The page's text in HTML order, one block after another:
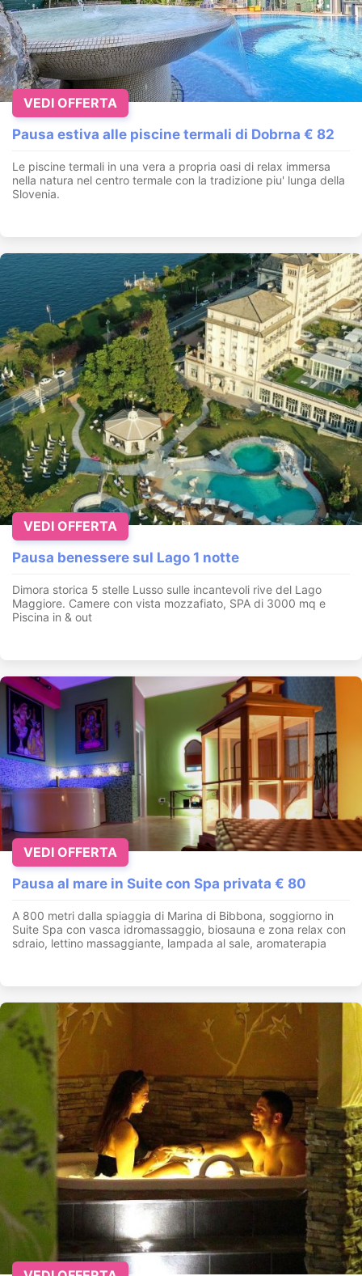
Pausa estiva alle piscine termali di Dobrna € 82
Le piscine termali in una vera a propria oasi di relax immersa
nella natura nel centro termale con la tradizione piu' lunga della
Slovenia.
VEDI OFFERTA
Pausa benessere sul Lago 1 notte
Dimora storica 5 stelle Lusso sulle incantevoli rive del Lago
Maggiore. Camere con vista mozzafiato, SPA di 3000 mq e
Piscina in & out
VEDI OFFERTA
Pausa al mare in Suite con Spa privata € 80
A 800 metri dalla spiaggia di Marina di Bibbona, soggiorno in
Suite Spa con vasca idromassaggio, biosauna e zona relax con
sdraio, lettino massaggiante, lampada al sale, aromaterapia
VEDI OFFERTA